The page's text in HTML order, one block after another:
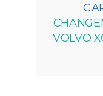
VOLVO